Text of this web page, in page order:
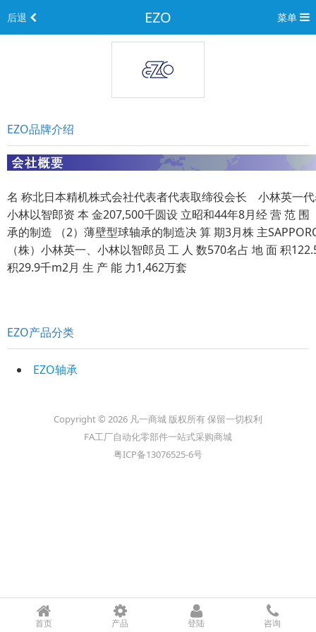
后退 EZO 菜单
EZO品牌介绍
名 称北日本精机株式会社代表者代表取缔役会长 小林英一
小林以智郎资 本 金207,500千圆设 立昭和44年8月经 营 范 围
承的制造 （2）薄壁型球轴承的制造决 算 期3月株 主
（株）小林英一、小林以智郎员 工 人 数570名占 地 面 积
积29.9千m2月 生 产 能 力1,462万套
EZO产品分类
EZO轴承
Copyright © 2026 凡一商城 版权所有 保留一切权利
FA工厂自动化零部件一站式采购商城
粤ICP备13076525-6号
首页 产品 登陆 咨询